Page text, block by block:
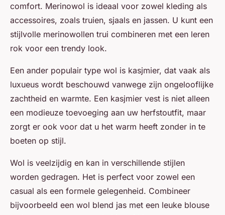
comfort. Merinowol is ideaal voor zowel kleding als
accessoires, zoals truien, sjaals en jassen. U kunt een
stijlvolle merinowollen trui combineren met een leren
rok voor een trendy look.
Een ander populair type wol is kasjmier, dat vaak als
luxueus wordt beschouwd vanwege zijn ongelooflijke
zachtheid en warmte. Een kasjmier vest is niet alleen
een modieuze toevoeging aan uw herfstoutfit, maar
zorgt er ook voor dat u het warm heeft zonder in te
boeten op stijl.
Wol is veelzijdig en kan in verschillende stijlen
worden gedragen. Het is perfect voor zowel een
casual als een formele gelegenheid. Combineer
bijvoorbeeld een wol blend jas met een leuke blouse